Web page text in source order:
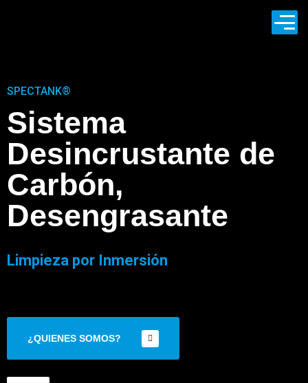
SPECTANK®
Sistema
Desincrustante de
Carbón,
Desengrasante
Limpieza por Inmersión
¿QUIENES SOMOS?